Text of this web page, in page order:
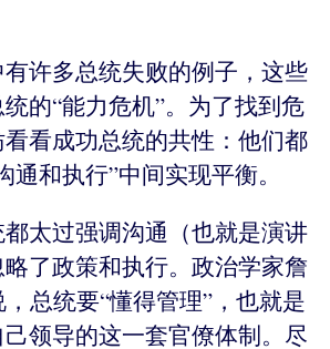
许多总统失败的例子，这些
的“能力危机”。为了找到危
看成功总统的共性：他们都
通和执行”中间实现平衡。
太过强调沟通（也就是演讲
了政策和执行。政治学家詹
，总统要“懂得管理”，也就是
领导的这一套官僚体制。尽